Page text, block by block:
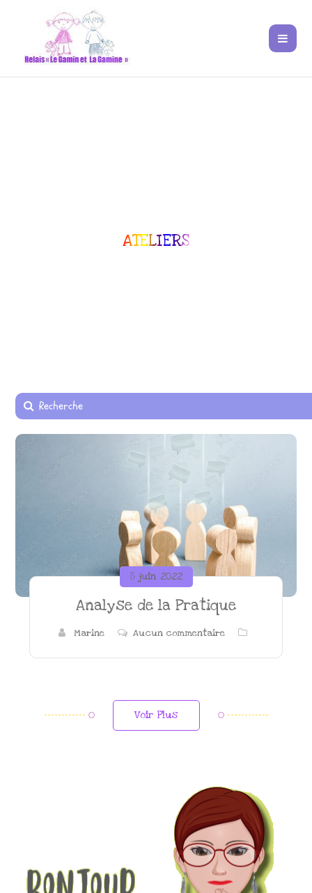
ATELIERS
8 juin 2022
Analyse de la Pratique
Marine Aucun commentaire
Voir Plus